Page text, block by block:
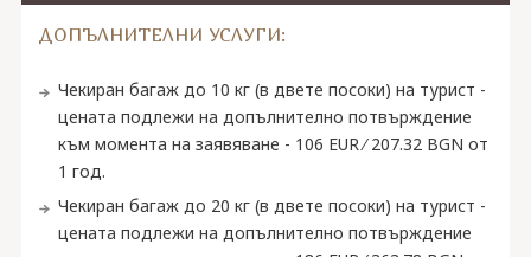
ДОПЪЛНИТЕЛНИ УСЛУГИ:
Чекиран багаж до 10 кг (в двете посоки) на турист -
цената подлежи на допълнително потвърждение
към момента на заявяване - 106 EUR ∕ 207.32 BGN от
1 год.
Чекиран багаж до 20 кг (в двете посоки) на турист -
цената подлежи на допълнително потвърждение